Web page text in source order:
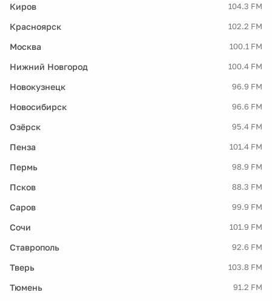
Киров 104.3 FM
Красноярск 102.2 FM
Москва 100.1 FM
Нижний Новгород 100.4 FM
Новокузнецк 96.9 FM
Новосибирск 96.6 FM
Озёрск 95.4 FM
Пенза 101.4 FM
Пермь 98.9 FM
Псков 88.3 FM
Саров 99.9 FM
Сочи 101.9 FM
Ставрополь 92.6 FM
Тверь 103.8 FM
Тюмень 91.2 FM